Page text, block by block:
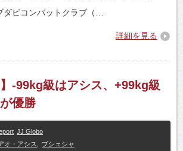
ビコンバットクラブ（…
詳細を見る
】-99kg級はアシス、+99kg級
優勝
JJ Globo
オ・アシス ブシェシャ